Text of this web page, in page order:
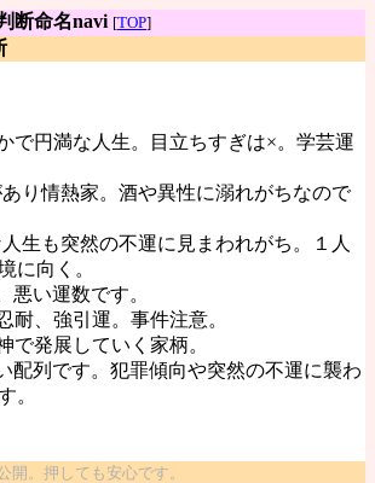
断命名navi [TOP]
で円満な人生。目立ちすぎは×。学芸運
り情熱家。酒や異性に溺れがちなので
生も突然の不運に見まわれがち。１人
に向く。
悪い運数です。
耐、強引運。事件注意。
発展していく家柄。
配列です。犯罪傾向や突然の不運に襲わ
。
開。押しても安心です。